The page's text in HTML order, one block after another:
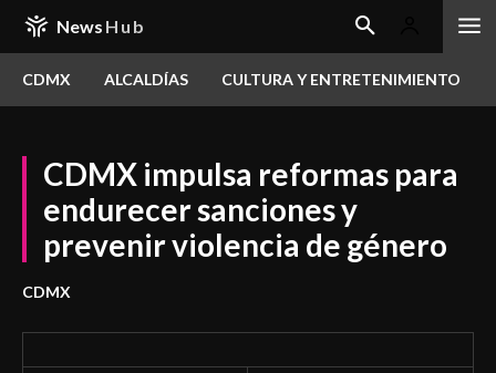
News Hub
CDMX ALCALDÍAS CULTURA Y ENTRETENIMIENTO
CDMX impulsa reformas para
endurecer sanciones y
prevenir violencia de género
CDMX